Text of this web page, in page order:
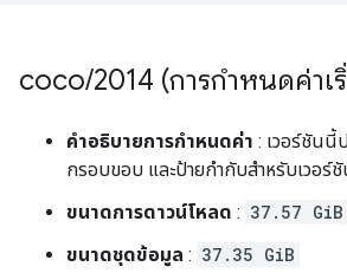
coco/2014 (การกำหนดค่า
คำอธิบายการกำหนดค่า : เวอร์ชันนี้
กรอบขอบ และป้ายกำกับสำหรับเวอร์
ขนาดการดาวน์โหลด : 37.57 GiB
ขนาดชุดข้อมูล : 37.35 GiB